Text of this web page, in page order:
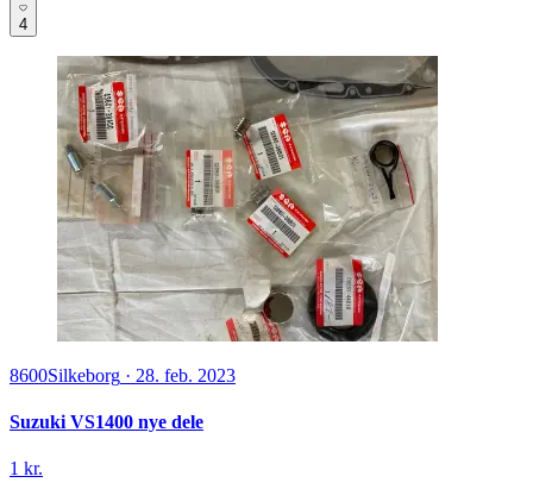
4
8600Silkeborg · 28. feb. 2023
Suzuki VS1400 nye dele
1 kr.